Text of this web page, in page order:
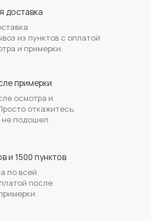
доставка
из пунктов с оплатой
и примерки.
примерки
осмотра и
откажитесь,
не подошел.
и 1500 пунктов
по всей
после